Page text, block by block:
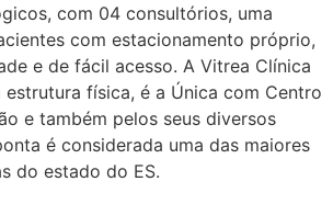
com 04 consultórios, uma
com estacionamento próprio,
e de fácil acesso. A Vitrea Clínica
estrutura física, é a Única com Centro
e também pelos seus diversos
é considerada uma das maiores
do estado do ES.